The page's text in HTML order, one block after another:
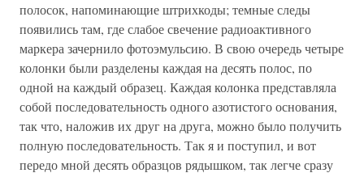
полосок, напоминающие штрихкоды; темные следы
появились там, где слабое свечение радиоактивного
маркера зачернило фотоэмульсию. В свою очередь четыре
колонки были разделены каждая на десять полос, по
одной на каждый образец. Каждая колонка представляла
собой последовательность одного азотистого основания,
так что, наложив их друг на друга, можно было получить
полную последовательность. Так я и поступил, и вот
передо мной десять образцов рядышком, так легче сразу